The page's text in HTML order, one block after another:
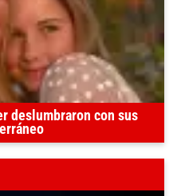
deslumbraron con sus